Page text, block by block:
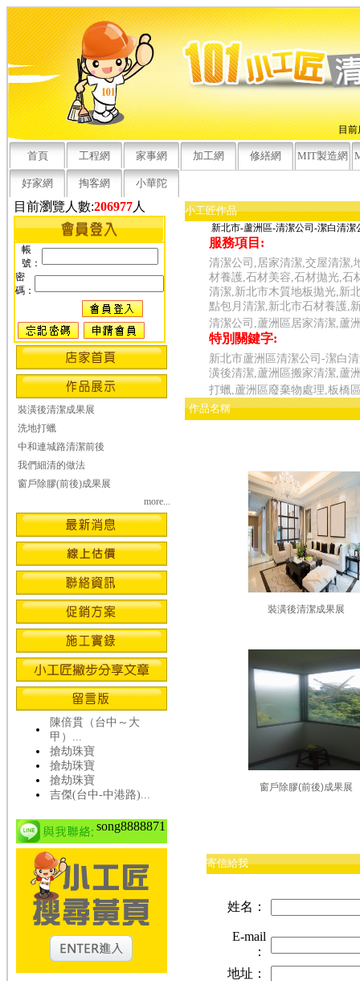
目前
首頁 工程網 家事網 加工網 修繕網 MIT製造網
好家網 掏客網 小華陀
目前瀏覽人數:206977人
帳
號：
密
碼：
裝潢後清潔成果展
洗地打蠟
中和連城路清潔前後
我們細清的做法
窗戶除膠(前後)成果展
more...
陳倍貫（台中～大
甲）...
搶劫珠寶
搶劫珠寶
搶劫珠寶
吉傑(台中-中港路)...
song8888871
小工匠作品
新北市-蘆洲區-清潔公司-潔白清潔
服務項目:
清潔公司,居家清潔,交屋清潔,
材養護,石材美容,石材拋光,石
清潔,新北市木質地板拋光,新
點包月清潔,新北市石材養護,
清潔公司,蘆洲區居家清潔,蘆
特別關鍵字:
新北市蘆洲區清潔公司-潔白
潢後清潔,蘆洲區搬家清潔,蘆
打蠟,蘆洲區廢棄物處理,板橋
作品名稱
裝潢後清潔成果展
窗戶除膠(前後)成果展
寄信給我
姓名：
E-mail
：
地址：